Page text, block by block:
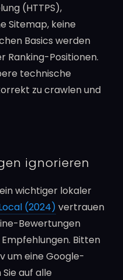
(HTTPS),
Sitemap, keine
Basics werden
Ranking-Positionen.
technische
zu crawlen und
ignorieren
wichtiger lokaler
(2024) vertrauen
Bewertungen
Bitten
um eine Google-
auf alle